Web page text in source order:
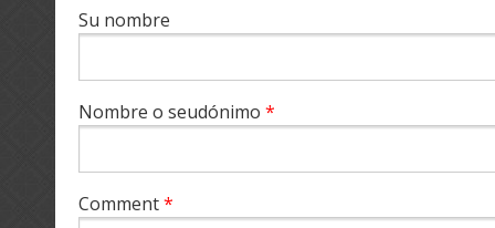
Su nombre
Nombre o seudónimo *
Comment*